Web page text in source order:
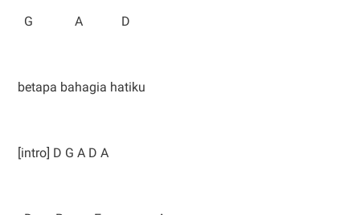
G A D
betapa bahagia hatiku
[intro] D G A D A